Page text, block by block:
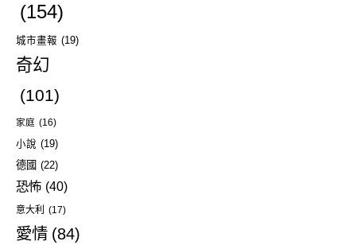
(154)
城市畫報 (19)
奇幻
(101)
家庭 (16)
小說 (19)
德國 (22)
恐怖 (40)
意大利 (17)
愛情 (84)